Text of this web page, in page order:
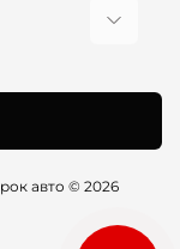
авто © 2026